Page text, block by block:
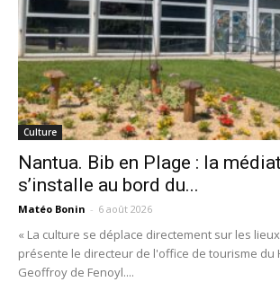
Culture
Nantua. Bib en Plage : la
s’installe au bord du...
Matéo Bonin - 6 août 2026
« La culture se déplace directement sur les
présente le directeur de l'office de tourisme du
Geoffroy de Fenoyl....